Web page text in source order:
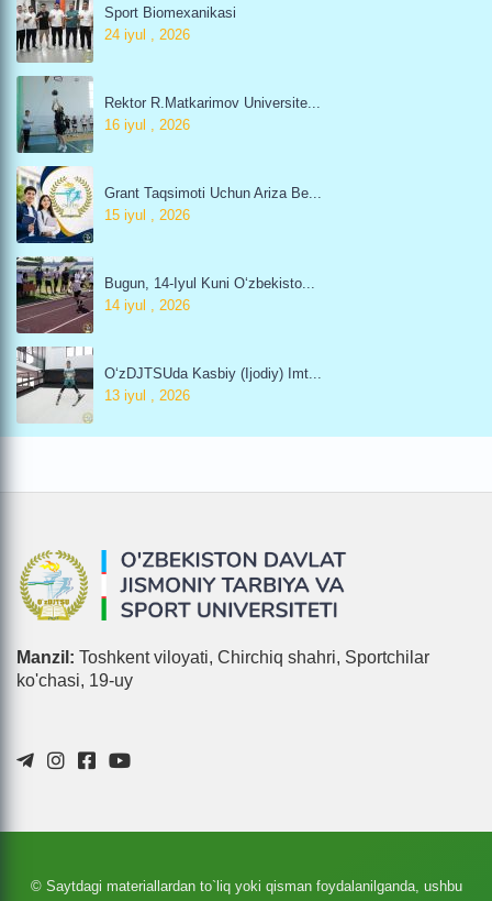
Sport Biomexanikasi
24 iyul , 2026
Rektor R.Matkarimov Universite...
16 iyul , 2026
Grant Taqsimoti Uchun Ariza Be...
15 iyul , 2026
Bugun, 14-Iyul Kuni O‘zbekisto...
14 iyul , 2026
O‘zDJTSUda Kasbiy (ijodiy) Imt...
13 iyul , 2026
Manzil: Toshkent viloyati, Chirchiq shahri, Sportchilar
ko'chasi, 19-uy
© Saytdagi materiallardan to`liq yoki qisman foydalanilganda, ushbu